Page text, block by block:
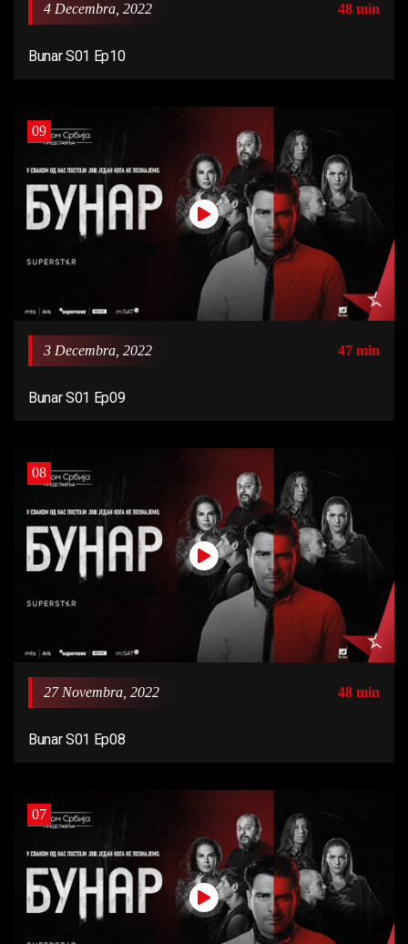
4 Decembra, 2022 48 min
Bunar S01 Ep10
09
3 Decembra, 2022 47 min
Bunar S01 Ep09
08
27 Novembra, 2022 48 min
Bunar S01 Ep08
07